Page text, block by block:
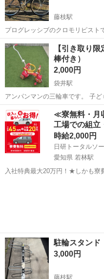
藤枝駅
プログレッシブのクロモリピスト
細かい傷や汚れはありますが目立
プに汚れ、破れがあるので交換す
カスタムをしてあります、ハンド
静岡 藤枝市 藤枝駅 ク
【引き取り
棒付き）
2,000円
袋井駅
アンパンマンの三輪車です。 子どもが使用したものなので、傷や汚
れ、色あせなど使用感があります。 ※ペダルロックが壊れてい
め、フリー・固定の切り替えはできません。 その点
る方のみお願いいた...
静岡 袋井市 袋井駅 三
≪寮無料・月
工場での組立
時給2,000円
日研トータルソ
愛知県 若林駅
入社特典最大20万円！★しかも寮
駐輪スタンド
3,000円
藤枝駅